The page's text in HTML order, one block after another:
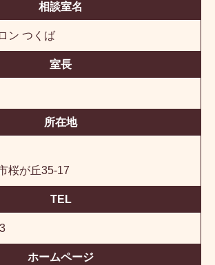
相談室名
ン つくば
室長
所在地
桜が丘35-17
TEL
ホームページ